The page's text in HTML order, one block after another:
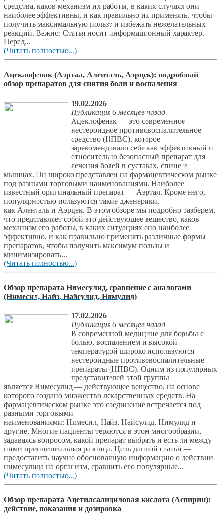
средства, каков механизм их работы, в каких случаях они
наиболее эффективны, и как правильно их применять, чтобы
получить максимальную пользу и избежать нежелательных
реакций. Важно: Статья носит информационный характер.
Перед...
(Читать полностью...)
Ацеклофенак (Аэртал, Аленталь, Аэрцек): подробный
обзор препаратов для снятия боли и воспаления
19.02.2026
Публикация 6 месяцев назад
Ацеклофенак — это современное
нестероидное противовоспалительное
средство (НПВС), которое
зарекомендовало себя как эффективный и
относительно безопасный препарат для
лечения болей в суставах, спине и
мышцах. Он широко представлен на фармацевтическом рынке
под разными торговыми наименованиями. Наиболее
известный оригинальный препарат — Аэртал. Кроме него,
популярностью пользуются такие дженерики,
как Аленталь и Аэрцек. В этом обзоре мы подробно разберем,
что представляет собой это действующее вещество, каков
механизм его работы, в каких ситуациях оно наиболее
эффективно, и как правильно применять различные формы
препаратов, чтобы получить максимум пользы и
минимизировать...
(Читать полностью...)
Обзор препарата Нимесулид, сравнение с аналогами
(Нимесил, Найз, Найсулид, Нимулид)
17.02.2026
Публикация 6 месяцев назад
В современной медицине для борьбы с
болью, воспалением и высокой
температурой широко используются
нестероидные противовоспалительные
препараты (НПВС). Одним из популярных
представителей этой группы
является Нимесулид — действующее вещество, на основе
которого создано множество лекарственных средств. На
фармацевтическом рынке это соединение встречается под
разными торговыми
наименованиями: Нимесил, Найз, Найсулид, Нимулид и
другие. Многие пациенты теряются в этом многообразии,
задаваясь вопросом, какой препарат выбрать и есть ли между
ними принципиальная разница. Цель данной статьи —
предоставить научно обоснованную информацию о действии
нимесулида на организм, сравнить его популярные...
(Читать полностью...)
Обзор препарата Ацетилсалициловая кислота (Аспирин):
действие, показания и дозировка